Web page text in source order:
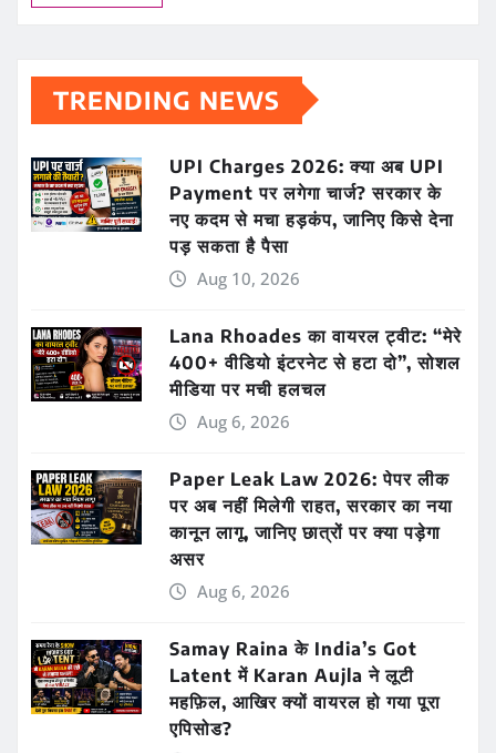
TRENDING NEWS
UPI Charges 2026: क्या अब UPI
Payment पर लगेगा चार्ज? सरकार के
नए कदम से मचा हड़कंप, जानिए किसे देना
पड़ सकता है पैसा
Aug 10, 2026
Lana Rhoades का वायरल ट्वीट: “मेरे
400+ वीडियो इंटरनेट से हटा दो”, सोशल
मीडिया पर मची हलचल
Aug 6, 2026
Paper Leak Law 2026: पेपर लीक
पर अब नहीं मिलेगी राहत, सरकार का नया
कानून लागू, जानिए छात्रों पर क्या पड़ेगा
असर
Aug 6, 2026
Samay Raina के India’s Got
Latent में Karan Aujla ने लूटी
महफ़िल, आखिर क्यों वायरल हो गया पूरा
एपिसोड?